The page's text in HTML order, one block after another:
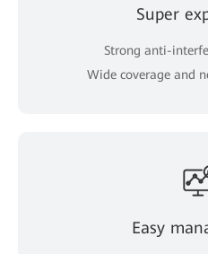
Super
Strong anti-
Wide coverage and
Easy